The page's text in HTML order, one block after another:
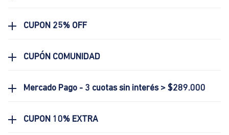
CUPON 25% OFF
CUPÓN COMUNIDAD
Mercado Pago - 3 cuotas sin interés > $289.000
CUPON 10% EXTRA